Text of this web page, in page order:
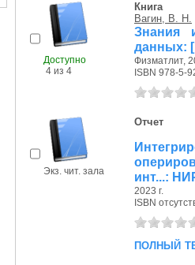
Доступно
4 из 4
Книга
Вагин, В. Н.
Знания
данных:
Физматлит,
ISBN 978-5-
Экз. чит. зала
Отчет
инт...:
2023 г.
ISBN
полный